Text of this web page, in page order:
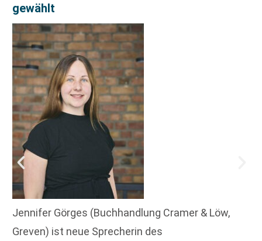
gewählt
Jennifer Görges (Buchhandlung Cramer & Löw,
Greven) ist neue Sprecherin des